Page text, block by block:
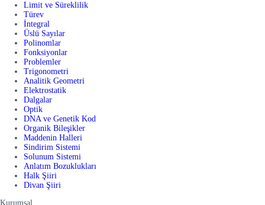
Limit ve Süreklilik
Türev
İntegral
Üslü Sayılar
Polinomlar
Fonksiyonlar
Problemler
Trigonometri
Analitik Geometri
Elektrostatik
Dalgalar
Optik
DNA ve Genetik Kod
Organik Bileşikler
Maddenin Halleri
Sindirim Sistemi
Solunum Sistemi
Anlatım Bozuklukları
Halk Şiiri
Divan Şiiri
Kurumsal